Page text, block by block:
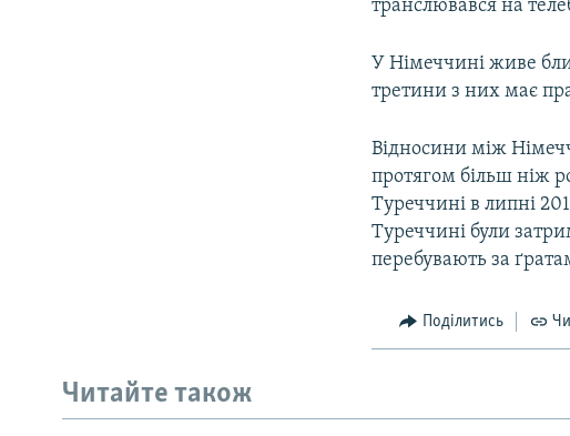
транслювався на
У Німеччині живе
третини з них має
Відносини між
протягом більш ніж
Туреччині в липні
Туреччині були
перебувають за
Поділитись
Читайте також